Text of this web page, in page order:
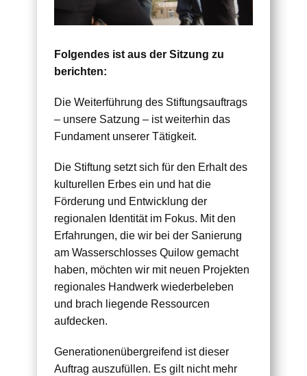
Folgendes ist aus der Sitzung zu
berichten:
Die Weiterführung des Stiftungsauftrags
– unsere Satzung – ist weiterhin das
Fundament unserer Tätigkeit.
Die Stiftung setzt sich für den Erhalt des
kulturellen Erbes ein und hat die
Förderung und Entwicklung der
regionalen Identität im Fokus. Mit den
Erfahrungen, die wir bei der Sanierung
am Wasserschlosses Quilow gemacht
haben, möchten wir mit neuen Projekten
regionales Handwerk wiederbeleben
und brach liegende Ressourcen
aufdecken.
Generationenübergreifend ist dieser
Auftrag auszufüllen. Es gilt nicht mehr